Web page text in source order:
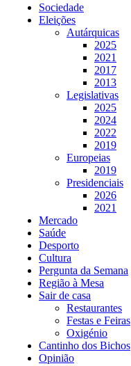
Sociedade
Eleições
Autárquicas
2025
2021
2017
2013
Legislativas
2025
2024
2022
2019
Europeias
2019
Presidenciais
2026
2021
Mercado
Saúde
Desporto
Cultura
Pergunta da Semana
Região à Mesa
Sair de casa
Restaurantes
Festas e Feiras
Oxigénio
Cantinho dos Bichos
Opinião